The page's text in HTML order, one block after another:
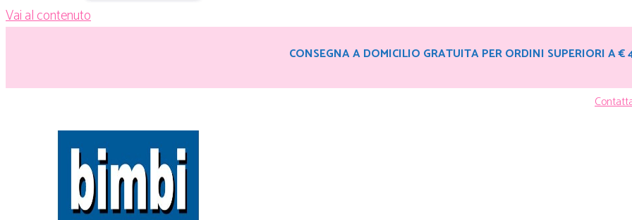
Vai al contenuto
CONSEGNA A DOMICILIO GRATUITA PER ORDINI SUPERIORI A €